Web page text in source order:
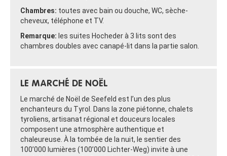
Chambres: toutes avec bain ou douche, WC, sèche-
cheveux, téléphone et TV.
Remarque: les suites Hocheder à 3 lits sont des
chambres doubles avec canapé-lit dans la partie salon.
LE MARCHÉ DE NOËL
Le marché de Noël de Seefeld est l’un des plus
enchanteurs du Tyrol. Dans la zone piétonne, chalets
tyroliens, artisanat régional et douceurs locales
composent une atmosphère authentique et
chaleureuse. À la tombée de la nuit, le sentier des
100’000 lumières (100’000 Lichter-Weg) invite à une